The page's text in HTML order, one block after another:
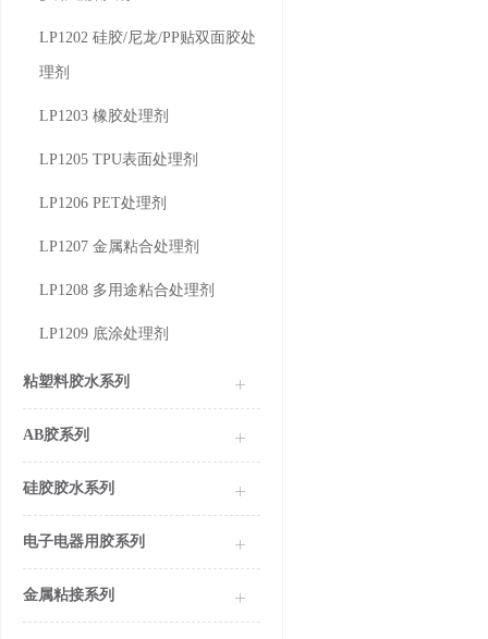
LP1202 硅胶/尼龙/PP贴双面胶处
理剂
LP1203 橡胶处理剂
LP1205 TPU表面处理剂
LP1206 PET处理剂
LP1207 金属粘合处理剂
LP1208 多用途粘合处理剂
LP1209 底涂处理剂
粘塑料胶水系列
AB胶系列
硅胶胶水系列
电子电器用胶系列
金属粘接系列